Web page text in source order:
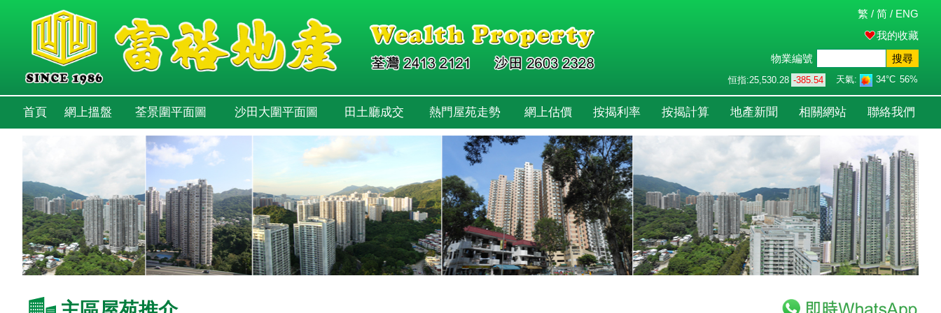
繁 / 简 / ENG
我的收藏
物業編號
搜尋
恒指:25,530.28 -385.54 天氣: 34°C 56%
首頁 網上搵盤 荃景圍平面圖 沙田大圍平面圖 田土廳成交 熱門屋苑走勢 網上估價 按揭利率 按揭計算 地產新聞 相關網站 聯絡我們